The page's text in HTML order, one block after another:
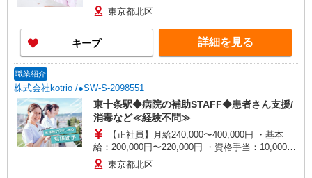
東京都北区
キープ 詳細を見る
職業紹介
株式会社kotrio /●SW-S-2098551
東十条駅◆病院の補助STAFF◆患者さん支援/
消毒など≪経験不問≫
【正社員】月給240,000〜400,000円 ・基本
給：200,000円〜220,000円 ・資格手当：10,000〜
30,000円 ・役職手当：10,000〜70,000円 ・処遇改
善手当：20,000〜60,000円（勤続年数、保有資格
東京都北区